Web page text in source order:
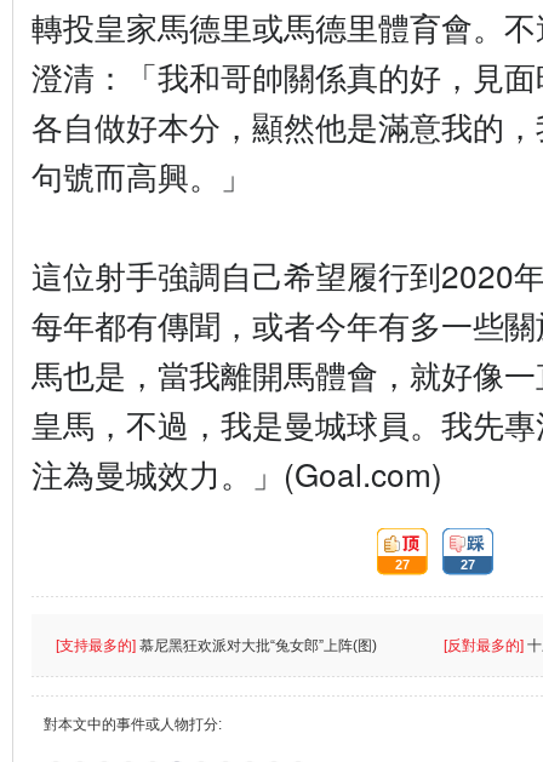
轉投皇家馬德里或馬德里體育會。
澄清：「我和哥帥關係真的好，見
各自做好本分，顯然他是滿意我的
句號而高興。」
這位射手強調自己希望履行到2020
每年都有傳聞，或者今年有多一些
馬也是，當我離開馬體會，就好像
皇馬，不過，我是曼城球員。我先
注為曼城效力。」(Goal.com)
頂:
27
踩:
27
[支持最多的] 慕尼黑狂欢派对大批“兔女郎”上阵(图) [反對最多的]
對本文中的事件或人物打分: